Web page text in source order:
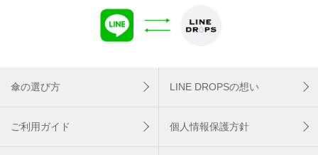
傘の選び方 LINE DROPSの想い
ご利用ガイド 個人情報保護方針